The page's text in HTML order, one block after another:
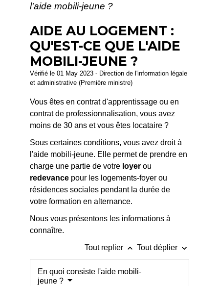
l'aide mobili-jeune ?
AIDE AU LOGEMENT :
QU'EST-CE QUE L'AIDE
MOBILI-JEUNE ?
Vérifié le 01 May 2023 - Direction de l'information légale
et administrative (Première ministre)
Vous êtes en contrat d'apprentissage ou en
contrat de professionnalisation, vous avez
moins de 30 ans et vous êtes locataire ?
Sous certaines conditions, vous avez droit à
l'aide mobili-jeune. Elle permet de prendre en
charge une partie de votre loyer ou
redevance pour les logements-foyer ou
résidences sociales pendant la durée de
votre formation en alternance.
Nous vous présentons les informations à
connaître.
Tout replier keyboard_arrow_up Tout déplier keyboard_arrow_down
En quoi consiste l'aide mobili-
jeune ?